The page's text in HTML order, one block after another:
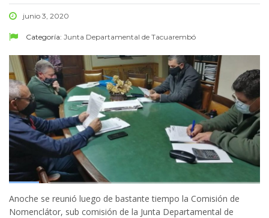
junio 3, 2020
Categoría: Junta Departamental de Tacuarembó
Anoche se reunió luego de bastante tiempo la Comisión de
Nomenclátor, sub comisión de la Junta Departamental de